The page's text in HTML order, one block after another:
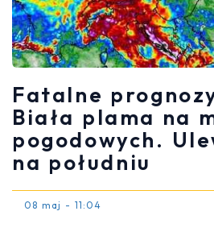
Fatalne
Biała plama na
pogodowych.
na południu
08 maj - 11:04